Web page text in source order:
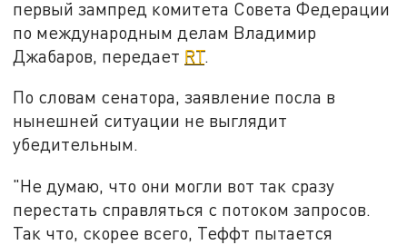
первый зампред комитета Совета Федерации
по международным делам Владимир
Джабаров, передает RT.
По словам сенатора, заявление посла в
нынешней ситуации не выглядит
убедительным.
"Не думаю, что они могли вот так сразу
перестать справляться с потоком запросов.
Так что, скорее всего, Теффт пытается